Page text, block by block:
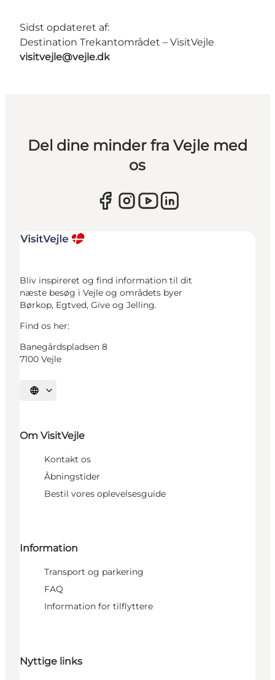
Sidst opdateret af:
Destination Trekantområdet – VisitVejle
visitvejle@vejle.dk
Del dine minder fra Vejle med
os
Bliv inspireret og find information til dit
næste besøg i Vejle og områdets byer
Børkop, Egtved, Give og Jelling.
Find os her:
Banegårdspladsen 8
7100 Vejle
Vælg sprog
Om VisitVejle
Kontakt os
Åbningstider
Bestil vores oplevelsesguide
Information
Transport og parkering
FAQ
Information for tilflyttere
Nyttige links